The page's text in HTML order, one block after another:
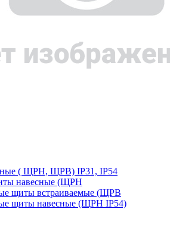
( ЩРН, ЩРВ) IP31, IP54
навесные (ЩРН
щиты встраиваемые (ЩРВ
щиты навесные (ЩРН IP54)